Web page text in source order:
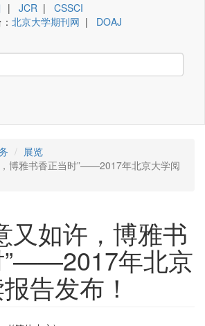
| JCR | CSSCI
北京大学期刊网 | DOAJ
展览
博雅书香正当时”——2017年北京大学阅
又如许，博雅书
”——2017年北京
告发布！